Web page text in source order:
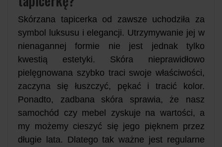
Skórzana tapicerka od zawsze uchodziła za
symbol luksusu i elegancji. Utrzymywanie jej w
nienagannej formie nie jest jednak tylko
kwestią estetyki. Skóra nieprawidłowo
pielęgnowana szybko traci swoje właściwości,
zaczyna się łuszczyć, pękać i tracić kolor.
Ponadto, zadbana skóra sprawia, że nasz
samochód czy mebel zyskuje na wartości, a
my możemy cieszyć się jego pięknem przez
długie lata. Dlatego tak ważne jest regularne